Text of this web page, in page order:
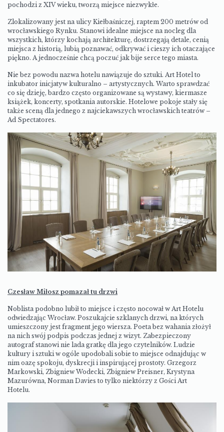
pochodzi z XIV wieku, tworzą miejsce niezwykłe.
Zlokalizowany jest na ulicy Kiełbaśniczej, raptem 200 metrów od
wrocławskiego Rynku. Stanowi idealne miejsce na nocleg dla
wszystkich, którzy kochają architekturę, dostrzegają detale, cenią
miejsca z historią, lubią poznawać, odkrywać i cieszy ich otaczające
piękno. A jednocześnie chcą poczuć jak bije serce tego miasta.
Nie bez powodu nazwa hotelu nawiązuje do sztuki. Art Hotel to
inkubator inicjatyw kulturalno – artystycznych. Warto sprawdzać
co się dzieję, bardzo często organizowane są wystawy, kiermasze
książek, koncerty, spotkania autorskie. Hotelowe pokoje stały się
także sceną dla jednego z najciekawszych wrocławskich teatrów –
Ad Spectatores.
Czesław Miłosz pomazał tu drzwi
Noblista podobno lubił to miejsce i często nocował w Art Hotelu
odwiedzając Wrocław. Poszukajcie szklanych drzwi, na których
umieszczony jest fragment jego wiersza. Poeta bez wahania złożył
na nich swój podpis podczas jednej z wizyt. Zabezpieczony
autograf stanowi nie lada gratkę dla jego czytelników. Ludzie
kultury i sztuki w ogóle upodobali sobie to miejsce odnajdując w
nim oazę spokoju, dyskrecji i inspirującej prostoty. Grzegorz
Markowski, Zbigniew Wodecki, Zbigniew Preisner, Krystyna
Mazurówna, Norman Davies to tylko niektórzy z Gości Art
Hotelu.